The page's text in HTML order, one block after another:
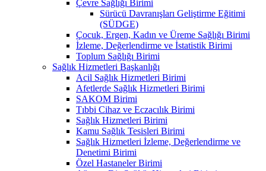
Çevre Sağlığı Birimi
Sürücü Davranışları Geliştirme Eğitimi
(SÜDGE)
Çocuk, Ergen, Kadın ve Üreme Sağlığı Birimi
İzleme, Değerlendirme ve İstatistik Birimi
Toplum Sağlığı Birimi
Sağlık Hizmetleri Başkanlığı
Acil Sağlık Hizmetleri Birimi
Afetlerde Sağlık Hizmetleri Birimi
SAKOM Birimi
Tıbbi Cihaz ve Eczacılık Birimi
Sağlık Hizmetleri Birimi
Kamu Sağlık Tesisleri Birimi
Sağlık Hizmetleri İzleme, Değerlendirme ve
Denetimi Birimi
Özel Hastaneler Birimi